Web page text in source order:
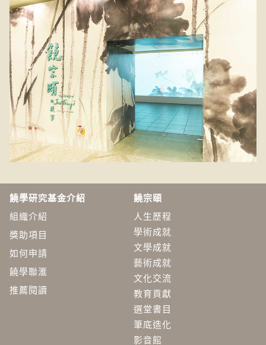
饒學研究基金介紹
組織介紹
獎助項目
如何申請
饒學聯滙
推薦閱讀
饒宗頤
人生歷程
學術成就
文學成就
藝術成就
文化交流
教育貢獻
選堂書目
筆底造化
影音館